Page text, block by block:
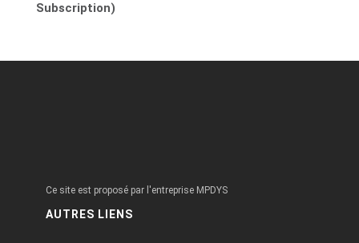
Subscription)
Ce site est proposé par l'entreprise MPDYS
AUTRES LIENS